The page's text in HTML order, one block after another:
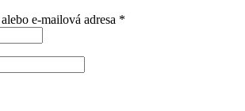
e-mailová adresa *